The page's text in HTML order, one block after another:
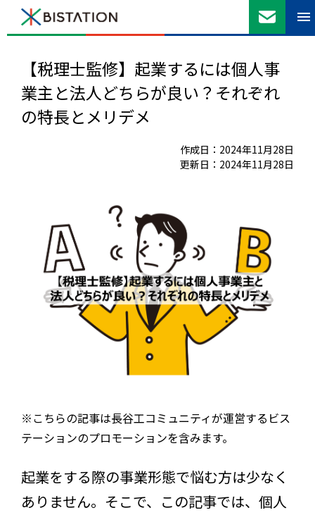
【税理士監修】起業するには個人事
業主と法人どちらが良い？それぞれ
の特長とメリデメ
作成日：2024年11月28日
更新日：2024年11月28日
※こちらの記事は長谷工コミュニティが運営するビス
テーションのプロモーションを含みます。
起業をする際の事業形態で悩む方は少なく
ありません。そこで、この記事では、個人